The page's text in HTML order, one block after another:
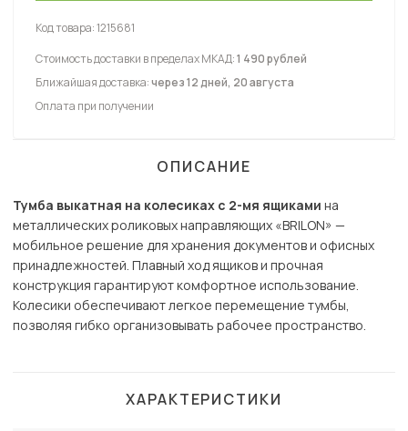
Код товара:1215681
Стоимость доставки в пределах МКАД:1 490 рублей
Ближайшая доставка:через 12 дней, 20 августа
Оплата при получении
ОПИСАНИЕ
Тумба выкатная на колесиках с 2-мя ящиками на
металлических роликовых направляющих «BRILON» —
мобильное решение для хранения документов и офисных
принадлежностей. Плавный ход ящиков и прочная
конструкция гарантируют комфортное использование.
Колесики обеспечивают легкое перемещение тумбы,
позволяя гибко организовывать рабочее пространство.
ХАРАКТЕРИСТИКИ